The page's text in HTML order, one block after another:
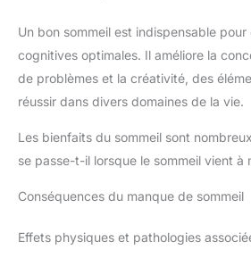
Un bon sommeil est indispensable
cognitives optimales. Il améliore la
de problèmes et la créativité, des
réussir dans divers domaines de la vie.
Les bienfaits du sommeil sont
se passe-t-il lorsque le sommeil vient à
Conséquences du manque de sommeil
Effets physiques et pathologies